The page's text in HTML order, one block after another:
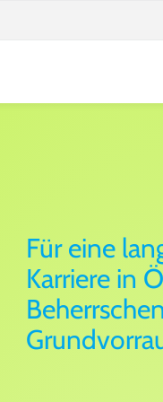
Für eine
Karriere in